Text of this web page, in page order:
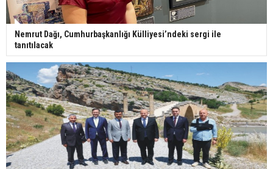
Nemrut Dağı, Cumhurbaşkanlığı Külliyesi’ndeki sergi ile
tanıtılacak